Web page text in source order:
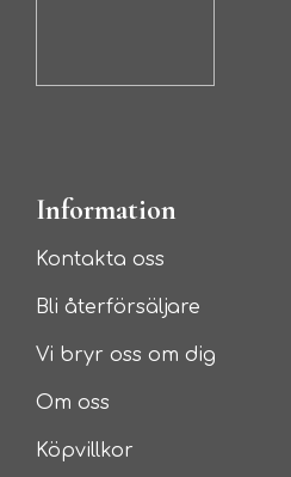
Information
Kontakta oss
Bli återförsäljare
Vi bryr oss om dig
Om oss
Köpvillkor